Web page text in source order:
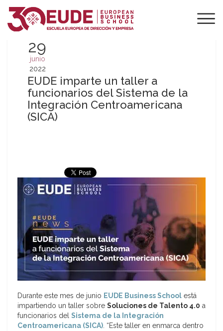
29
junio
2022
EUDE imparte un taller a
funcionarios del Sistema de la
Integración Centroamericana
(SICA)
Durante este mes de junio EUDE Business School está
impartiendo un taller sobre Soluciones de Talento 4.0 a
funcionarios del Sistema de la Integración
Centroamericana (SICA) . “Este taller en enmarca dentro